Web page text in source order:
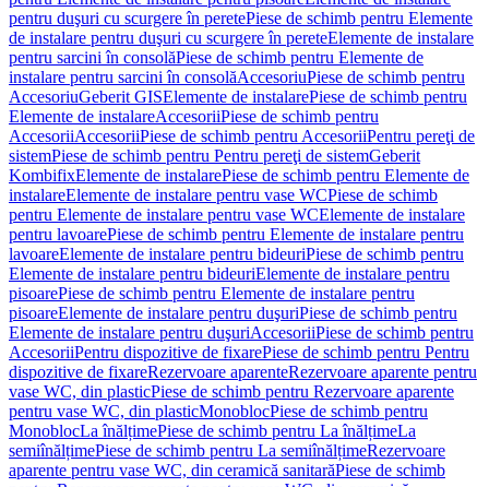
pentru duşuri cu scurgere în peretePiese de schimb pentru Elemente
de instalare pentru duşuri cu scurgere în pereteElemente de instalare
pentru sarcini în consolăPiese de schimb pentru Elemente de
instalare pentru sarcini în consolăAccesoriuPiese de schimb pentru
AccesoriuGeberit GISElemente de instalarePiese de schimb pentru
Elemente de instalareAccesoriiPiese de schimb pentru
AccesoriiAccesoriiPiese de schimb pentru AccesoriiPentru pereţi de
sistemPiese de schimb pentru Pentru pereţi de sistemGeberit
KombifixElemente de instalarePiese de schimb pentru Elemente de
instalareElemente de instalare pentru vase WCPiese de schimb
pentru Elemente de instalare pentru vase WCElemente de instalare
pentru lavoarePiese de schimb pentru Elemente de instalare pentru
lavoareElemente de instalare pentru bideuriPiese de schimb pentru
Elemente de instalare pentru bideuriElemente de instalare pentru
pisoarePiese de schimb pentru Elemente de instalare pentru
pisoareElemente de instalare pentru duşuriPiese de schimb pentru
Elemente de instalare pentru duşuriAccesoriiPiese de schimb pentru
AccesoriiPentru dispozitive de fixarePiese de schimb pentru Pentru
dispozitive de fixareRezervoare aparenteRezervoare aparente pentru
vase WC, din plasticPiese de schimb pentru Rezervoare aparente
pentru vase WC, din plasticMonoblocPiese de schimb pentru
MonoblocLa înălțimePiese de schimb pentru La înălțimeLa
semiînălțimePiese de schimb pentru La semiînălțimeRezervoare
aparente pentru vase WC, din ceramică sanitarăPiese de schimb